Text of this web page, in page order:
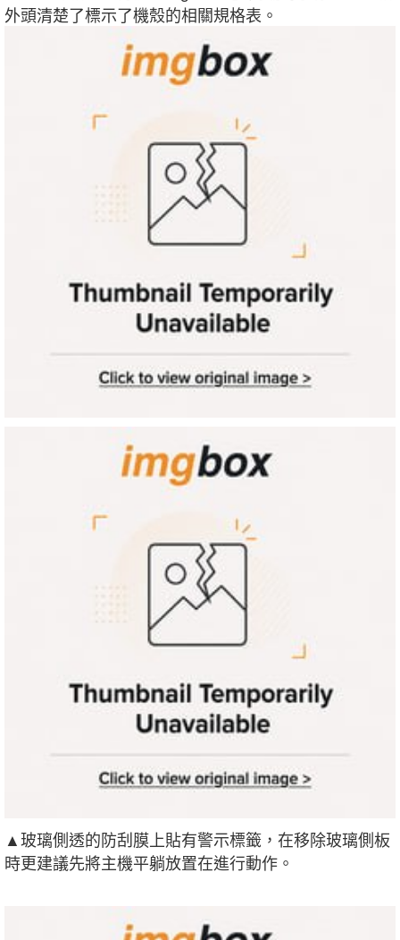
外頭清楚了標示了機殼的相關規格表。
▲玻璃側透的防刮膜上貼有警示標籤，在移除玻璃側板
時更建議先將主機平躺放置在進行動作。